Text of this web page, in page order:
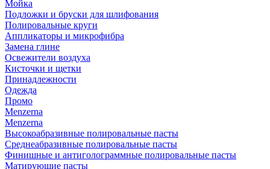
Мойка
Подложки и бруски для шлифования
Полировальные круги
Аппликаторы и микрофибра
Замена глине
Освежители воздуха
Кисточки и щетки
Принадлежности
Одежда
Промо
Menzerna
Menzerna
Высокоабразивные полировальные пасты
Среднеабразивные полировальные пасты
Финишные и антиголограммные полировальные пасты
Матирующие пасты